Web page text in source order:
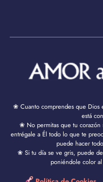
❀ Cuanto comprendes que Dios
está
❀ No permitas que tu corazón
entrégale a Él todo lo que te
puede hacer
❀ Si tu día se ve gris, puede
poniéndole color